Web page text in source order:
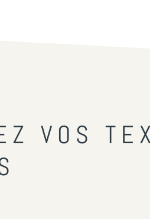
VOS